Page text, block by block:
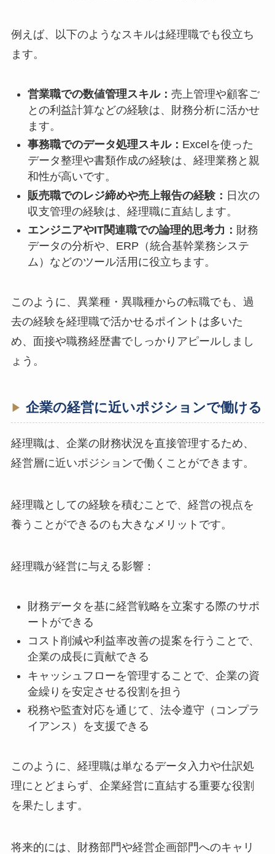
例えば、以下のようなスキルは経理職でも役立ち
ます。
営業職での数値管理スキル： 売上管理や顧客ご
との利益計算などの経験は、財務分析に活かせ
ます。
事務職でのデータ処理スキル： Excelを使った
データ整理や書類作成の経験は、経理業務と親
和性が高いです。
販売職でのレジ締めや売上報告の経験： 日次の
収支管理の経験は、経理職に直結します。
エンジニアやIT関連職での論理的思考力： 財務
データの分析や、ERP（統合基幹業務システ
ム）などのツール活用に役立ちます。
このように、異業種・異職種からの転職でも、過
去の経験を経理職で活かせるポイントは多いた
め、面接や職務経歴書でしっかりアピールしまし
ょう。
企業の経営に近いポジションで働ける
経理職は、企業の財務状況を直接管理するため、
経営層に近いポジションで働くことができます。
経理職としての経験を積むことで、経営の視点を
養うことができるのも大きなメリットです。
経理職が経営に与える影響：
財務データを基に経営戦略を立案する際のサポ
ートができる
コスト削減や利益率改善の提案を行うことで、
企業の成長に貢献できる
キャッシュフローを管理することで、企業の資
金繰りを安定させる役割を担う
税務や監査対応を通じて、法令遵守（コンプラ
イアンス）を支援できる
このように、経理職は単なるデータ入力や仕訳処
理にとどまらず、企業経営に直結する重要な役割
を果たします。
将来的には、財務部門や経営企画部門へのキャリ